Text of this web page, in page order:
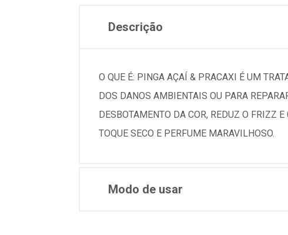
Descrição
O QUE É: PINGA AÇAÍ & PRACAXI É UM
DOS DANOS AMBIENTAIS OU PARA
DESBOTAMENTO DA COR, REDUZ O FRIZZ
TOQUE SECO E PERFUME MARAVILHOSO.
Modo de usar